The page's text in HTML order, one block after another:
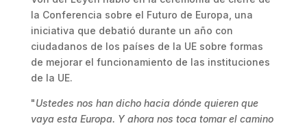
la Conferencia sobre el Futuro de Europa, una
iniciativa que debatió durante un año con
ciudadanos de los países de la UE sobre formas
de mejorar el funcionamiento de las instituciones
de la UE.
"Ustedes nos han dicho hacia dónde quieren que
vaya esta Europa. Y ahora nos toca tomar el camino